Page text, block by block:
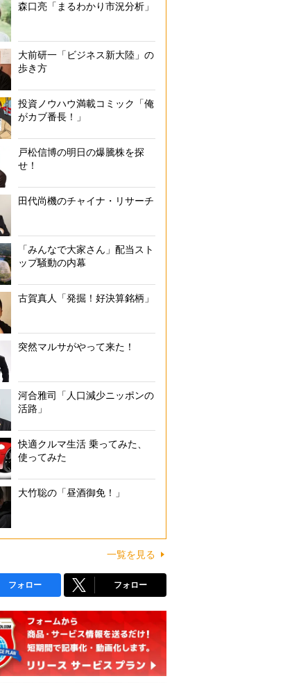
森口亮「まるわかり市況分析」
大前研一「ビジネス新大陸」の
歩き方
投資ノウハウ満載コミック「俺
がカブ番長！」
戸松信博の明日の爆騰株を探
せ！
田代尚機のチャイナ・リサーチ
「みんなで大家さん」配当スト
ップ騒動の内幕
古賀真人「発掘！好決算銘柄」
突然マルサがやって来た！
河合雅司「人口減少ニッポンの
活路」
快適クルマ生活 乗ってみた、
使ってみた
大竹聡の「昼酒御免！」
一覧を見る
フォロー フォロー